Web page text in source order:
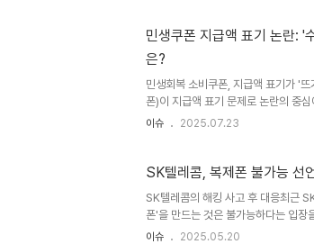
씁쓸한 현실부산, 경남, 강원 등 일부
다. 광주광역시의 경우, 수혜 유형별로
민생쿠폰 지급액 표기 논란: '
은?
민생회복 소비쿠폰, 지급액 표기가 '
폰)이 지급액 표기 문제로 논란의 중
생활수급자, 차상위계층, 한부모가족
사례 제시온라인 커뮤니티를 통해 부
도권 기초생활수급자가 지원받는 금
게”라며, ..
이슈 2025.07.23
SK텔레콤, 복제폰 불가능 선
SK텔레콤의 해킹 사고 후 대응최근
폰'을 만드는 것은 불가능하다는 입장
한 조치로, SK텔레콤 측은 최악의 상
이슈 2025.05.20